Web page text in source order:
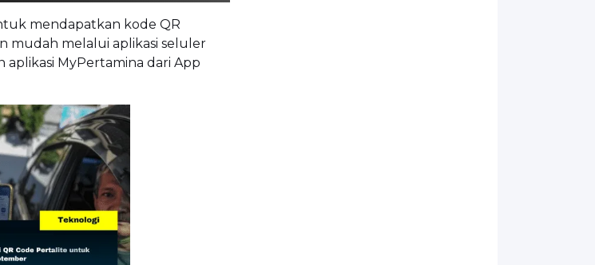
mendapatkan kode QR
mudah melalui aplikasi seluler
MyPertamina dari App